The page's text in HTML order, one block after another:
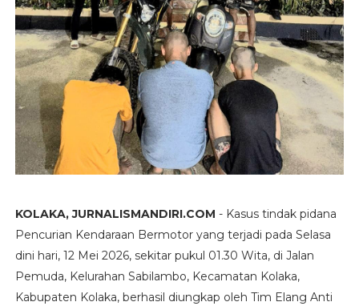
KOLAKA, JURNALISMANDIRI.COM - Kasus tindak pidana
Pencurian Kendaraan Bermotor yang terjadi pada Selasa
dini hari, 12 Mei 2026, sekitar pukul 01.30 Wita, di Jalan
Pemuda, Kelurahan Sabilambo, Kecamatan Kolaka,
Kabupaten Kolaka, berhasil diungkap oleh Tim Elang Anti